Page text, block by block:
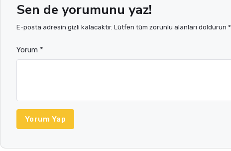
Sen de yorumunu yaz!
E-posta adresin gizli kalacaktır. Lütfen tüm zorunlu alanları doldurun *
Yorum *
Yorum Yap